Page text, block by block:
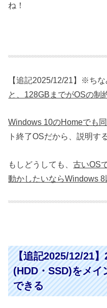
ね！
【追記2025/12/21】※ち
と、128GBまでがOSの制
Windows 10のHomeでも同
ト終了OSだから、説明す
もしどうしても、古いOS
動かしたいならWindows
【追記2025/12/21
(HDD・SSD)をメ
できる